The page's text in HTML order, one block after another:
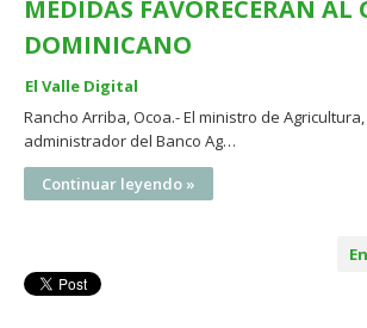
MEDIDAS FAVORECERÁN AL
DOMINICANO
El Valle Digital
Rancho Arriba, Ocoa.- El ministro de
administrador del Banco Ag…
Continuar leyendo »